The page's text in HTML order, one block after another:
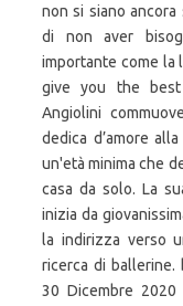
non si siano
di non aver
importante come la
give you the best
Angiolini
dedica d’amore
un'età minima che
casa da solo. La
inizia da
la indirizza verso
ricerca di ballerine.
30 Dicembre